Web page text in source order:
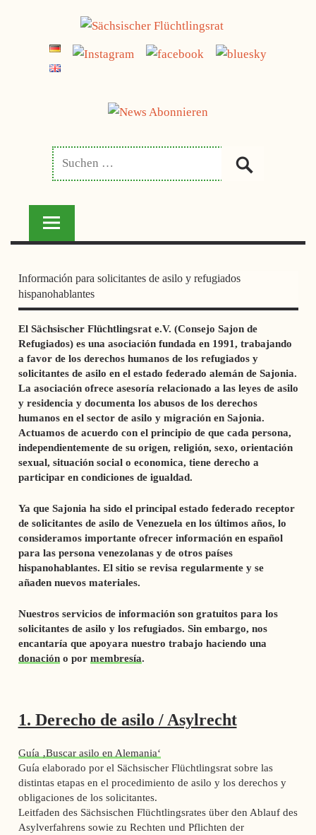
FLÜCHTLINGSRAT
Información para solicitantes de asilo y refugiados
hispanohablantes
El Sächsischer Flüchtlingsrat e.V. (Consejo Sajon de
Refugiados) es una asociación fundada en 1991, trabajando
a favor de los derechos humanos de los refugiados y
solicitantes de asilo en el estado federado alemán de Sajonia.
La asociación ofrece asesoría relacionado a las leyes de asilo
y residencia y documenta los abusos de los derechos
humanos en el sector de asilo y migración en Sajonia.
Actuamos de acuerdo con el principio de que cada persona,
independientemente de su origen, religión, sexo, orientación
sexual, situación social o economica, tiene derecho a
participar en condiciones de igualdad.
Ya que Sajonia ha sido el principal estado federado receptor
de solicitantes de asilo de Venezuela en los últimos años, lo
consideramos importante ofrecer información en español
para las persona venezolanas y de otros países
hispanohablantes. El sitio se revisa regularmente y se
añaden nuevos materiales.
Nuestros servicios de información son gratuitos para los
solicitantes de asilo y los refugiados. Sin embargo, nos
encantaría que apoyara nuestro trabajo haciendo una
donacióno por membresía.
1. Derecho de asilo / Asylrecht
Guía ‚Buscar asilo en Alemania‘
Guía elaborado por el Sächsischer Flüchtlingsrat sobre las
distintas etapas en el procedimiento de asilo y los derechos y
obligaciones de los solicitantes.
Leitfaden des Sächsischen Flüchtlingsrates über den Ablauf des
Asylverfahrens sowie zu Rechten und Pflichten der